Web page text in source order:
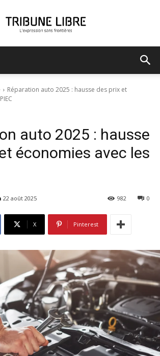
Réparation auto 2025 : hausse des prix et
auto 2025 : hausse
économies avec les
22 août 2025 0
982
X Pinterest